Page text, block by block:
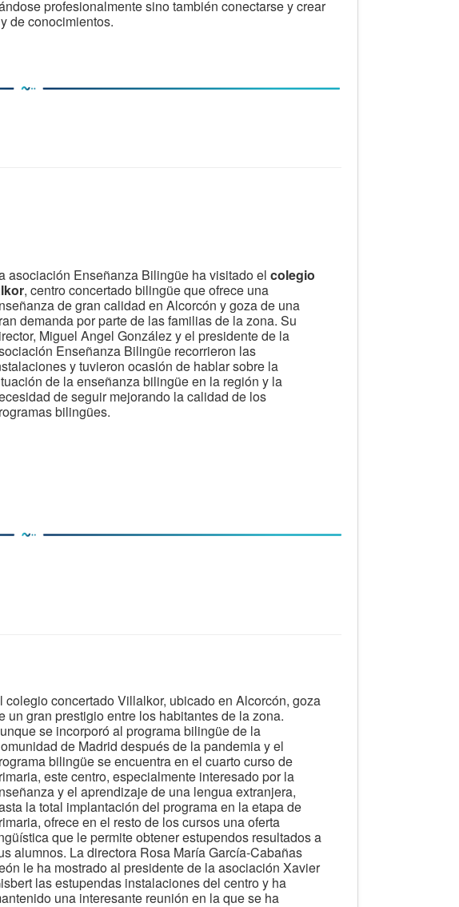
profesionalmente sino también conectarse y crear
de conocimientos.
asociación Enseñanza Bilingüe ha visitado el colegio
, centro concertado bilingüe que ofrece una
de gran calidad en Alcorcón y goza de una
demanda por parte de las familias de la zona. Su
Miguel Angel González y el presidente de la
Enseñanza Bilingüe recorrieron las
y tuvieron ocasión de hablar sobre la
de la enseñanza bilingüe en la región y la
de seguir mejorando la calidad de los
bilingües.
colegio concertado Villalkor, ubicado en Alcorcón, goza
un gran prestigio entre los habitantes de la zona.
se incorporó al programa bilingüe de la
de Madrid después de la pandemia y el
bilingüe se encuentra en el cuarto curso de
este centro, especialmente interesado por la
y el aprendizaje de una lengua extranjera,
la total implantación del programa en la etapa de
ofrece en el resto de los cursos una oferta
que le permite obtener estupendos resultados a
alumnos. La directora Rosa María García-Cabañas
le ha mostrado al presidente de la asociación Xavier
las estupendas instalaciones del centro y ha
una interesante reunión en la que se ha